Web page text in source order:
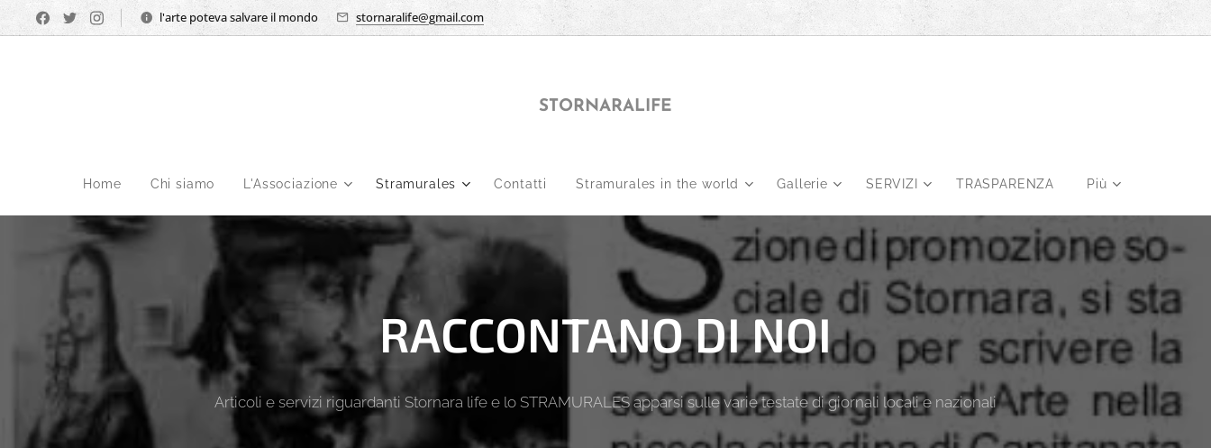
l'arte poteva salvare il mondo stornaralife@gmail.com
STORNARALIFE
Home Chi siamo L'Associazione Stramurales Contatti Stramurales in the world Gallerie SERVIZI TRASPARENZA Più
RACCONTANO DI NOI
Articoli e servizi riguardanti Stornara life e lo STRAMURALES apparsi sulle varie testate di giornali locali e nazionali